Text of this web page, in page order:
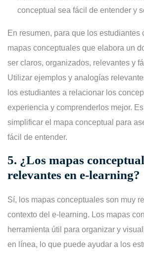
conceptual sea fácil de entender y
En resumen, para que los estudiantes
mapas conceptuales que elabora un
ser claros, organizados, relevantes y
Utilizar ejemplos y analogías
los estudiantes a relacionar los
experiencia y comprenderlos mejor.
simplificar el mapa conceptual para
fácil de entender.
5. ¿Los mapas
relevantes en e-learning?
Sí, los mapas conceptuales son muy
contexto del e-learning. Los mapas
herramienta útil para organizar y
en línea, lo que puede ayudar a los